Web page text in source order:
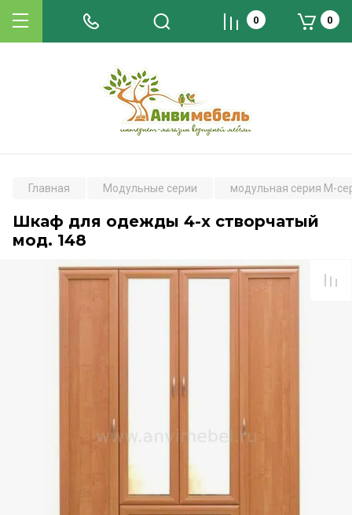
0 0
Главная Модульные серии модульная серия М-
Шкаф для одежды 4-х створчатый
мод. 148